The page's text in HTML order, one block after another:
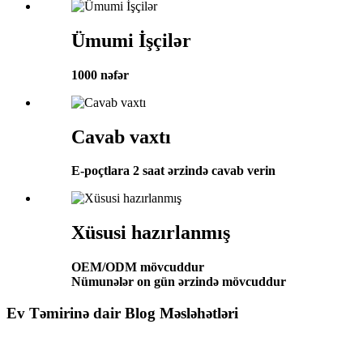
Ümumi İşçilər
1000 nəfər
Cavab vaxtı
E-poçtlara 2 saat ərzində cavab verin
Xüsusi hazırlanmış
OEM/ODM mövcuddur
Nümunələr on gün ərzində mövcuddur
Ev Təmirinə dair Blog Məsləhətləri